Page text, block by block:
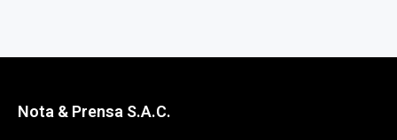
Nota & Prensa S.A.C.